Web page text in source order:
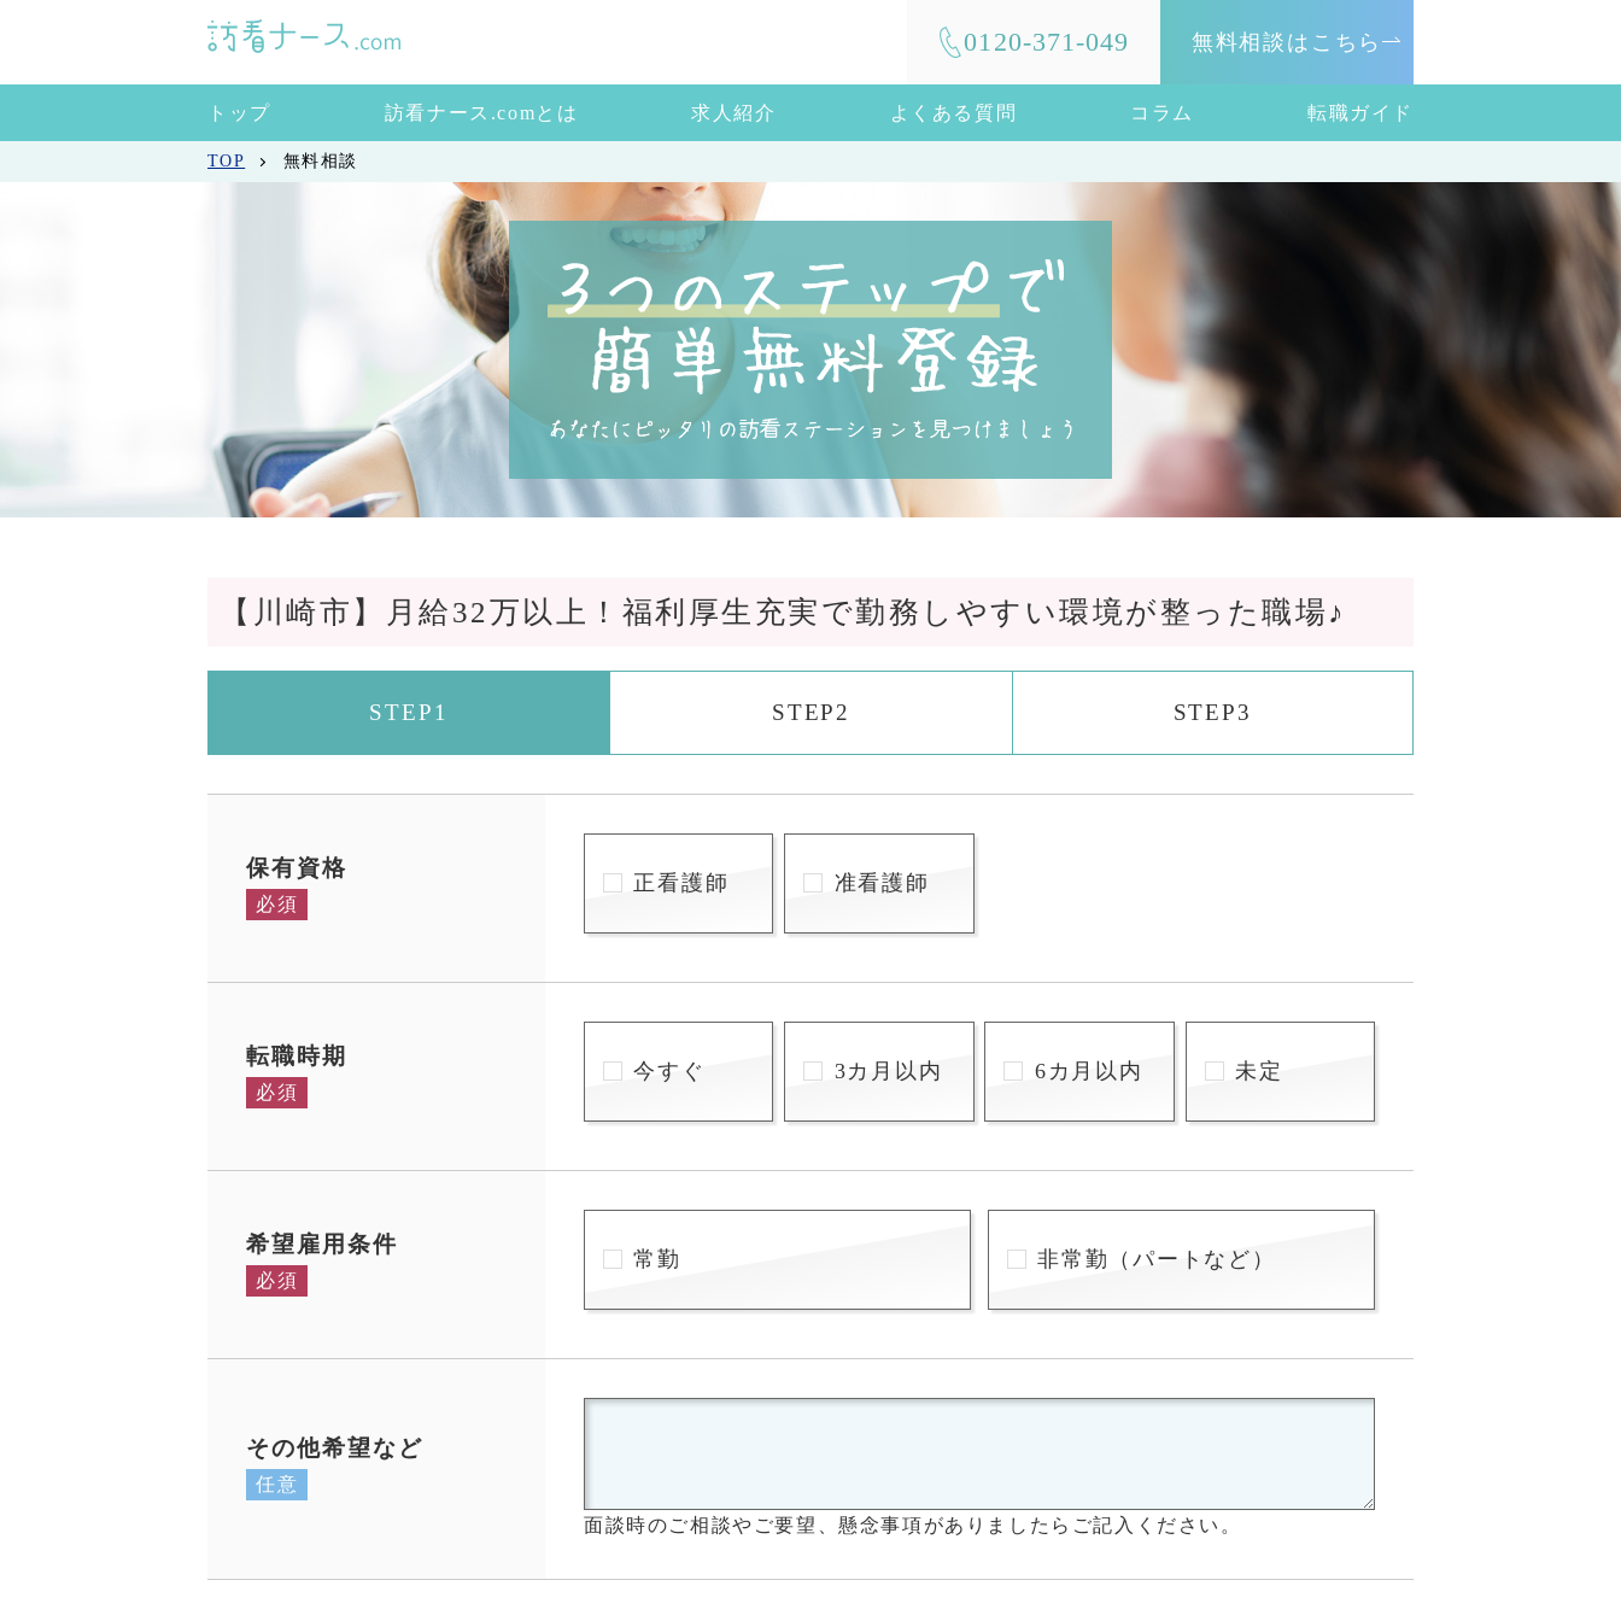
0120-371-049 無料相談はこちら
トップ 訪看ナース.comとは 求人紹介 よくある質問 コラム 転職ガイド
TOP 無料相談
【川崎市】月給32万以上！福利厚生充実で勤務しやすい環境が整った職場♪
STEP1 STEP2 STEP3
保有資格
必須
正看護師 准看護師
転職時期
必須
今すぐ 3カ月以内 6カ月以内 未定
希望雇用条件
必須
常勤 非常勤（パートなど）
その他希望など
任意
面談時のご相談やご要望、懸念事項がありましたらご記入ください。